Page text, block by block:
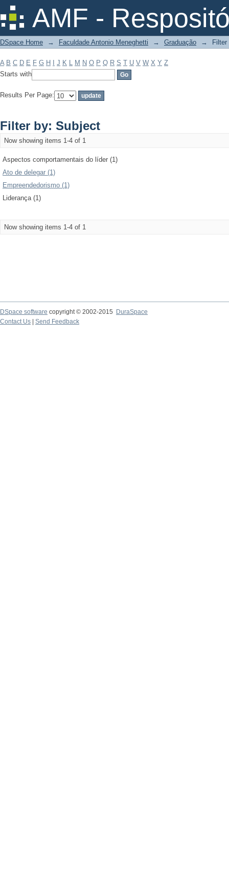
AMF -
Filter by: Subject
DSpace Home → Faculdade Antonio Meneghetti → Graduação →
A B C D E F G H J K L M N O P Q R S T U V W X Y Z
Starts with
Results Per Page:
Filter by: Subject
Now showing items 1-4 of 1
Aspectos comportamentais do líder (1)
Ato de delegar (1)
Empreendedorismo (1)
Liderança (1)
Now showing items 1-4 of 1
DSpace software copyright © 2002-2015
DuraSpace
Contact Us
Send Feedback